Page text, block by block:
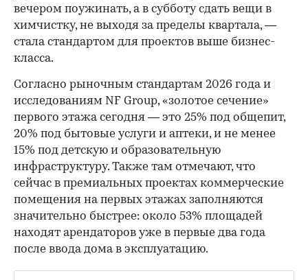
вечером поужинать, а в субботу сдать вещи в
химчистку, не выходя за пределы квартала, —
стала стандартом для проектов выше бизнес-
класса.
Согласно рыночным стандартам 2026 года и
исследованиям NF Group, «золотое сечение»
первого этажа сегодня — это 25% под общепит,
20% под бытовые услуги и аптеки, и не менее
15% под детскую и образовательную
инфраструктуру. Также там отмечают, что
сейчас в премиальных проектах коммерческие
помещения на первых этажах заполняются
значительно быстрее: около 53% площадей
находят арендаторов уже в первые два года
после ввода дома в эксплуатацию.